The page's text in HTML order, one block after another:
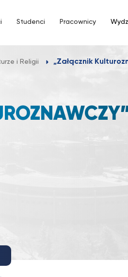
Studenci Pracownicy
i Religii „Załącznik